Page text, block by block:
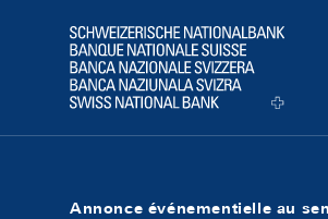
Logo
Annonce événementielle au